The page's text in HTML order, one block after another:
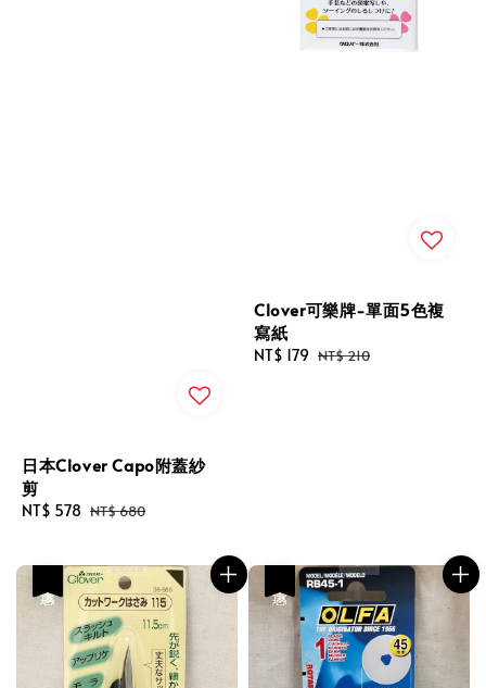
日本Clover Capo附蓋紗
剪
Sale
NT$ 578 Regular
NT$ 680
Clover可樂牌-單面5色複
寫紙
Sale
NT$ 179 Regular
NT$ 210